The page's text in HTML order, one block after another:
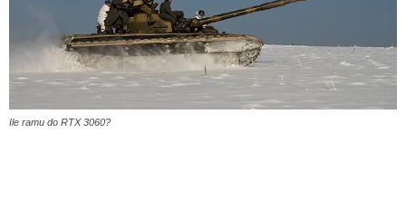
Ile ramu do RTX 3060?